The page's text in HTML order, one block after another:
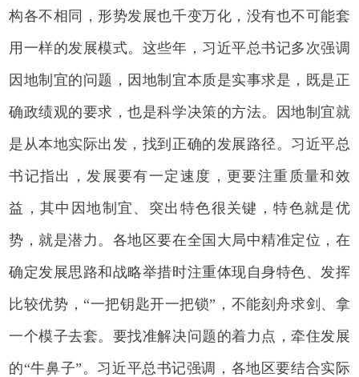
构各不相同，形势发展也千变万化，没有也不可能套
用一样的发展模式。这些年，习近平总书记多次强调
因地制宜的问题，因地制宜本质是实事求是，既是正
确政绩观的要求，也是科学决策的方法。因地制宜就
是从本地实际出发，找到正确的发展路径。习近平总
书记指出，发展要有一定速度，更要注重质量和效
益，其中因地制宜、突出特色很关键，特色就是优
势，就是潜力。各地区要在全国大局中精准定位，在
确定发展思路和战略举措时注重体现自身特色、发挥
比较优势，“一把钥匙开一把锁”，不能刻舟求剑、拿
一个模子去套。要找准解决问题的着力点，牵住发展
的“牛鼻子”。习近平总书记强调，各地区要结合实际